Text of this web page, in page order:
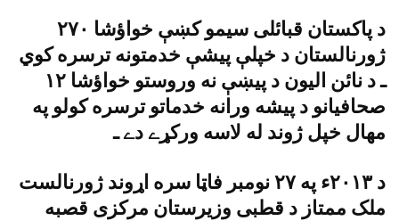
د پاکستان قبائلى سيمو کښې خواؤشا ٢٧٠
ژورنالستان د خپلې پيشې خدمتونه ترسره کوي
ـ د نائن اليون د پيښې نه وروستو خواؤشا ١٢
صحافيانو د پيشه ورانه خدماتو ترسره کولو په
مهال خپل ژوند له لاسه ورکړے دے ـ
د ٢٠١٣ء په ٢٧ نومبر فاټا سره اړوند ژورنالست
ملک ممتاز د قطبى وزيرستان مرکزى قصبه